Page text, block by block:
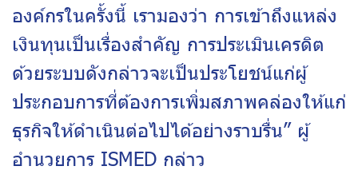
องค์กรในครั้งนี้ เรามองว่า การเข้าถึงแหล่ง
เงินทุนเป็นเรื่องสำคัญ การประเมินเครดิต
ด้วยระบบดังกล่าวจะเป็นประโยชน์แก่ผู้
ประกอบการที่ต้องการเพิ่มสภาพคล่องให้แก่
ธุรกิจให้ดำเนินต่อไปได้อย่างราบรื่น” ผู้
อำนวยการ ISMED กล่าว